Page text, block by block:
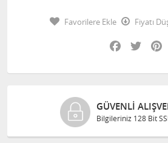
Favorilere Ekle
Fiyatı
Facebook
Twitter
GÜVENLI
Bilgileriniz 128 Bit